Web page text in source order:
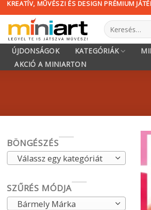
KREATÍV, MŰVÉSZI ÉS DESIGN PRÉMIUM
Keresés
a
következőre:
ÚJDONSÁGOK KATEGÓRIÁK
AKCIÓ A MINIARTON
BÖNGÉSZÉS
Válassz egy kategóriát
SZŰRÉS MÓDJA
Bármely Márka